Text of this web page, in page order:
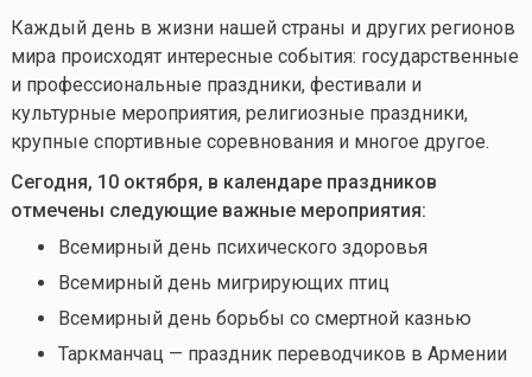
Каждый день в жизни нашей страны и других регионов
мира происходят интересные события: государственные
и профессиональные праздники, фестивали и
культурные мероприятия, религиозные праздники,
крупные спортивные соревнования и многое другое.
Сегодня, 10 октября, в календаре праздников
отмечены следующие важные мероприятия:
Всемирный день психического здоровья
Всемирный день мигрирующих птиц
Всемирный день борьбы со смертной казнью
Таркманчац — праздник переводчиков в Армении